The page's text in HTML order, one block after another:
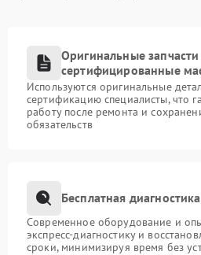
Оригинальные
сертифицированные
Используются оригинальные
сертификацию специалисты, что
работу после ремонта и
обязательств
Бесплатная
Современное оборудование и
экспресс-диагностику и
сроки, минимизируя время без